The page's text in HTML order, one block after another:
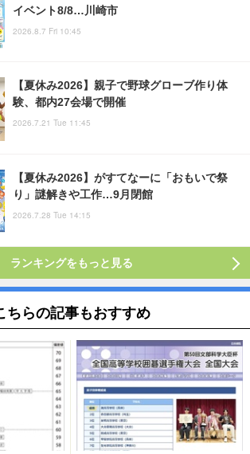
イベント8/8…川崎市
2026.8.7 Fri 10:45
【夏休み2026】親子で野球グローブ作り体
験、都内27会場で開催
2026.7.21 Tue 11:45
【夏休み2026】がすてなーに「おもいで祭
り」謎解きや工作…9月閉館
2026.7.28 Tue 14:15
ランキングをもっと見る
ちらの記事もおすすめ